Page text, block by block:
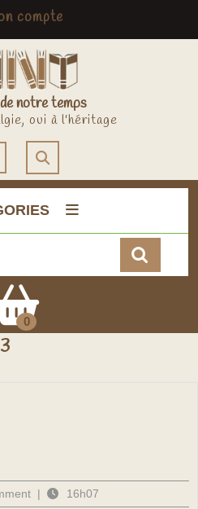
compteMy
Account
notre temps
oui à l'héritage
Open
Button
0
| 16h07